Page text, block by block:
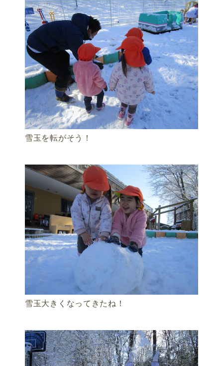
雪玉を転がそう！
雪玉大きくなってきたね！